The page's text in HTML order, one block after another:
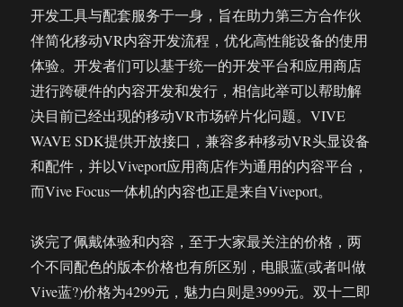
开发工具与配套服务于一身，旨在助力第三方合作伙
伴简化移动VR内容开发流程，优化高性能设备的使用
体验。开发者们可以基于统一的开发平台和应用商店
进行跨硬件的内容开发和发行，相信此举可以帮助解
决目前已经出现的移动VR市场碎片化问题。VIVE
WAVE SDK提供开放接口，兼容多种移动VR头显设备
和配件，并以Viveport应用商店作为通用的内容平台，
而Vive Focus一体机的内容也正是来自Viveport。
谈完了佩戴体验和内容，至于大家最关注的价格，两
个不同配色的版本价格也有所区别，电眼蓝(或者叫做
Vive蓝?)价格为4299元，魅力白则是3999元。双十二即